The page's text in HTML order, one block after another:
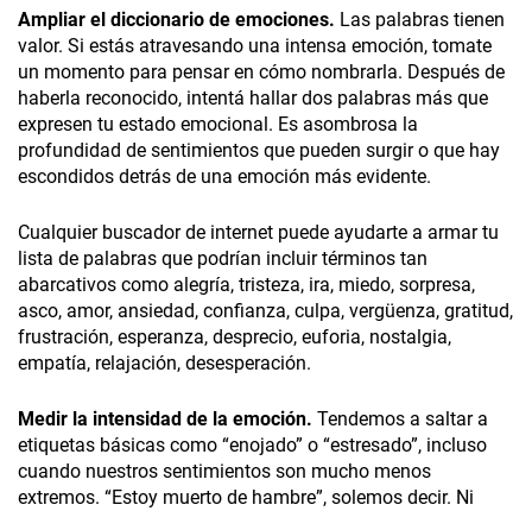
Ampliar el diccionario de emociones. Las palabras tienen
valor. Si estás atravesando una intensa emoción, tomate
un momento para pensar en cómo nombrarla. Después de
haberla reconocido, intentá hallar dos palabras más que
expresen tu estado emocional. Es asombrosa la
profundidad de sentimientos que pueden surgir o que hay
escondidos detrás de una emoción más evidente.
Cualquier buscador de internet puede ayudarte a armar tu
lista de palabras que podrían incluir términos tan
abarcativos como alegría, tristeza, ira, miedo, sorpresa,
asco, amor, ansiedad, confianza, culpa, vergüenza, gratitud,
frustración, esperanza, desprecio, euforia, nostalgia,
empatía, relajación, desesperación.
Medir la intensidad de la emoción. Tendemos a saltar a
etiquetas básicas como “enojado” o “estresado”, incluso
cuando nuestros sentimientos son mucho menos
extremos. “Estoy muerto de hambre”, solemos decir. Ni